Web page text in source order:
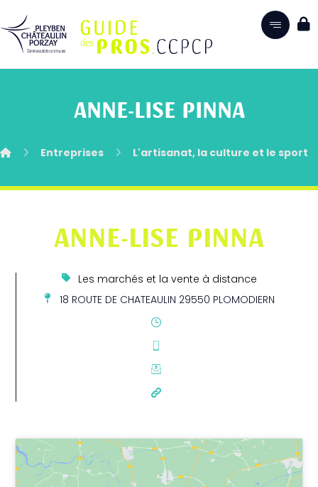
ANNE-LISE PINNA
Entreprises L'artisanat, la culture et le sport
ANNE-LISE PINNA
Les marchés et la vente à distance
18 ROUTE DE CHATEAULIN 29550 PLOMODIERN